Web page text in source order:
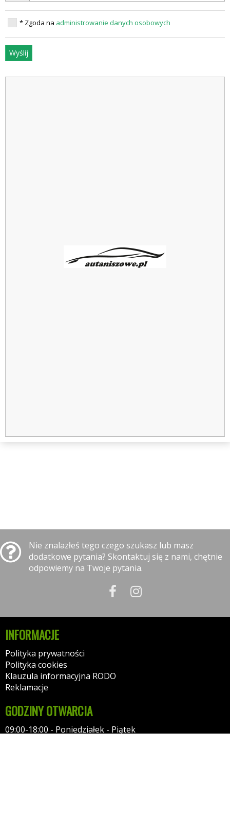
* Zgoda na administrowanie danych osobowych
Wyślij
Nie znalazłeś tego czego szukasz lub masz
dodatkowe pytania? Skontaktuj się z nami, chętnie
odpowiemy na Twoje pytania.
INFORMACJE
Polityka prywatności
Polityka cookies
Klauzula informacyjna RODO
Reklamacje
GODZINY OTWARCIA
09:00-18:00 - Poniedziałek - Piątek